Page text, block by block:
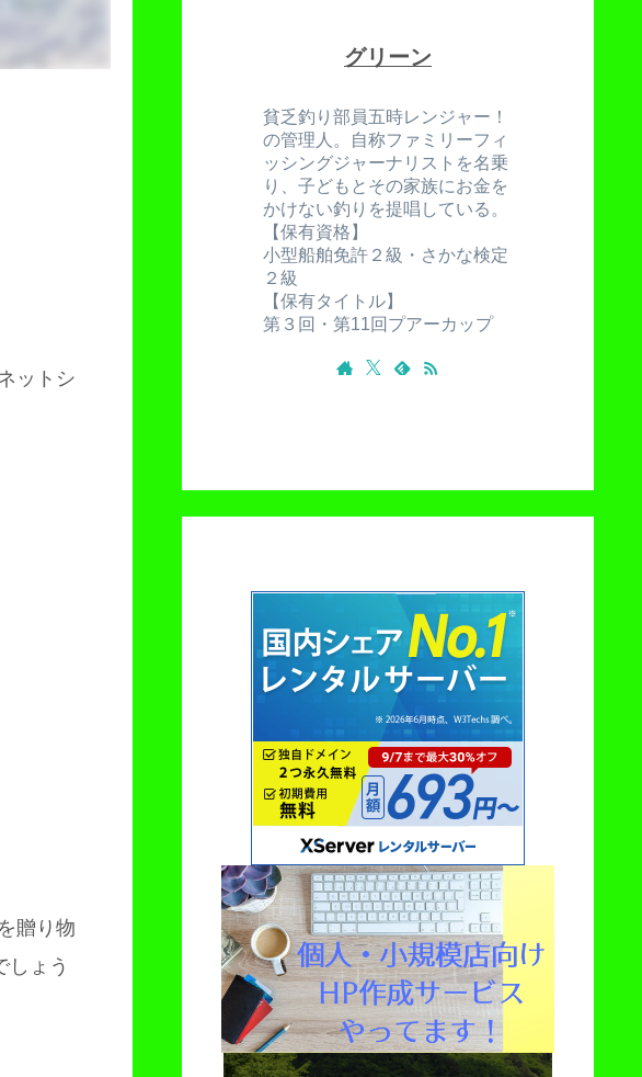
ットシ
贈り物
しょう
グリーン
貧乏釣り部員五時レンジャー！
の管理人。自称ファミリーフィ
ッシングジャーナリストを名乗
り、子どもとその家族にお金を
かけない釣りを提唱している。
【保有資格】
小型船舶免許２級・さかな検定
２級
【保有タイトル】
第３回・第11回プアーカップ